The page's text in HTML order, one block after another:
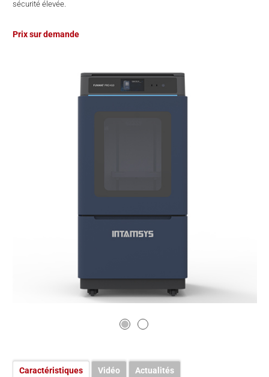
sécurité élevée.
Prix sur demande
Caractéristiques Vidéo Actualités